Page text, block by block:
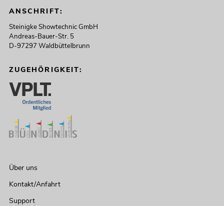
ANSCHRIFT:
Steinigke Showtechnic GmbH
Andreas-Bauer-Str. 5
D-97297 Waldbüttelbrunn
ZUGEHÖRIGKEIT:
Über uns
Kontakt/Anfahrt
Support